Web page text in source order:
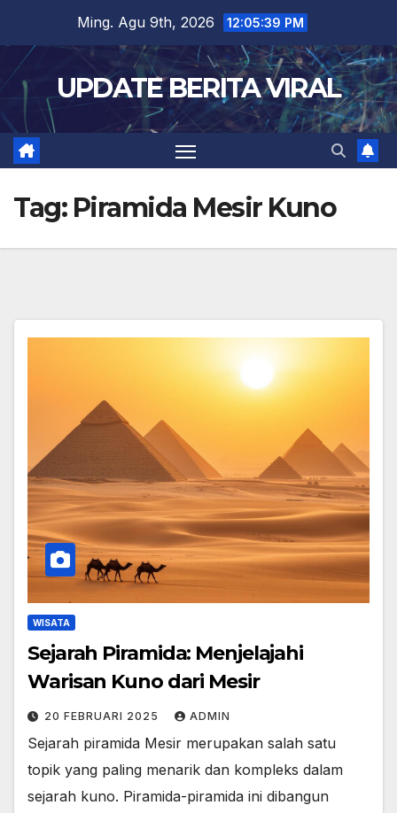
content
Ming. Agu 9th, 2026 12:05:40 PM
UPDATE BERITA VIRAL
Tag: Piramida Mesir Kuno
WISATA
Sejarah Piramida: Menjelajahi
Warisan Kuno dari Mesir
20 FEBRUARI 2025 ADMIN
Sejarah piramida Mesir merupakan salah satu
topik yang paling menarik dan kompleks dalam
sejarah kuno. Piramida-piramida ini dibangun